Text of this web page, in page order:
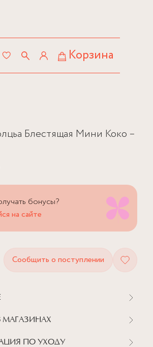
Корзина
Блестящая Мини Коко –
бонусы?
на сайте
Сообщить о поступлении
МАГАЗИНАХ
ПО УХОДУ